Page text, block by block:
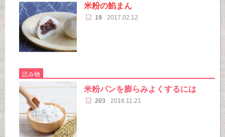
米粉の餡まん
19 2017.02.12
読み物
米粉パンを膨らみよくするには
203 2016.11.21